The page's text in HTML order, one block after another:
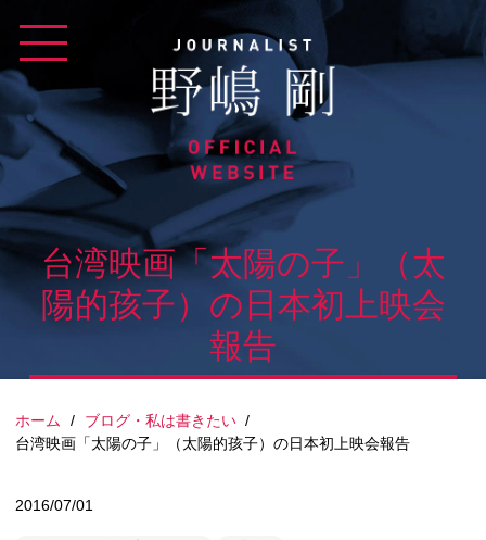
content
台湾映画「太陽の子」（太
陽的孩子）の日本初上映会
報告
ホーム / ブログ・私は書きたい /
台湾映画「太陽の子」（太陽的孩子）の日本初上映会報告
2016/07/01